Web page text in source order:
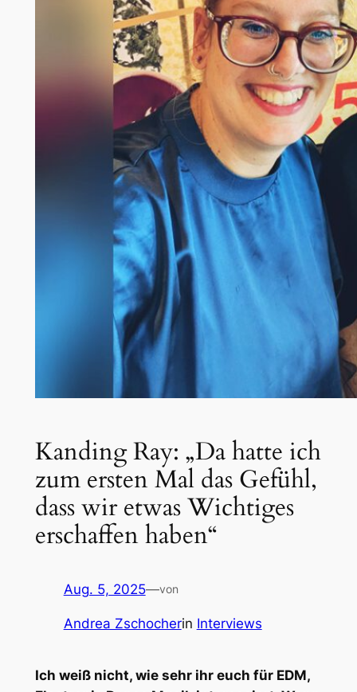
Kanding Ray: „Da hatte ich
zum ersten Mal das Gefühl,
dass wir etwas Wichtiges
erschaffen haben“
Aug. 5, 2025—von
Andrea Zschocherin Interviews
Ich weiß nicht, wie sehr ihr euch für EDM,